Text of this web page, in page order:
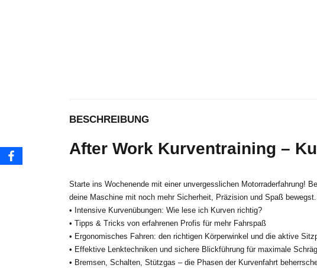
BESCHREIBUNG
After Work Kurventraining –
Starte ins Wochenende mit einer unvergesslichen Motorraderfahrung!
deine Maschine mit noch mehr Sicherheit, Präzision und Spaß
• Intensive Kurvenübungen: Wie lese ich Kurven richtig?
• Tipps & Tricks von erfahrenen Profis für mehr Fahrspaß
• Ergonomisches Fahren: den richtigen Körperwinkel und die aktive
• Effektive Lenktechniken und sichere Blickführung für maximale
• Bremsen, Schalten, Stützgas – die Phasen der Kurvenfahrt